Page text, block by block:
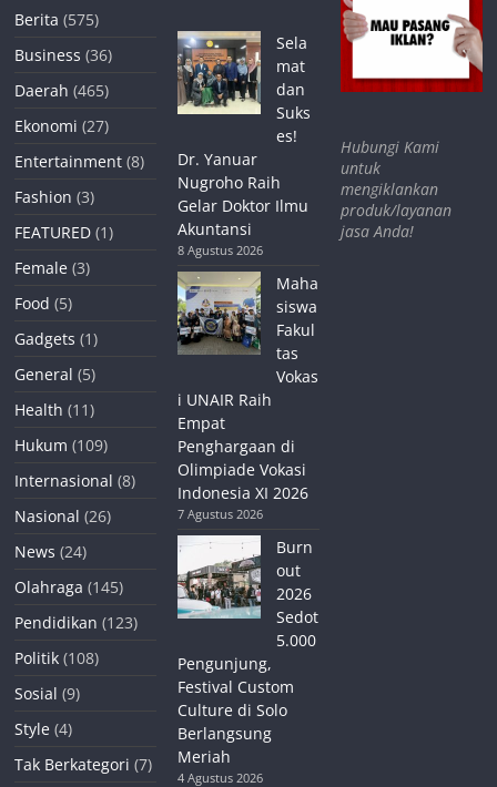
Berita (575)
Business (36)
Daerah (465)
Ekonomi (27)
Entertainment (8)
Fashion (3)
FEATURED (1)
Female (3)
Food (5)
Gadgets (1)
General (5)
Health (11)
Hukum (109)
Internasional (8)
Nasional (26)
News (24)
Olahraga (145)
Pendidikan (123)
Politik (108)
Sosial (9)
Style (4)
Tak Berkategori (7)
Sela
mat
dan
Suks
es!
Dr. Yanuar
Nugroho Raih
Gelar Doktor Ilmu
Akuntansi
8 Agustus 2026
Maha
siswa
Fakul
tas
Vokas
i UNAIR Raih
Empat
Penghargaan di
Olimpiade Vokasi
Indonesia XI 2026
7 Agustus 2026
Burn
out
2026
Sedot
5.000
Pengunjung,
Festival Custom
Culture di Solo
Berlangsung
Meriah
4 Agustus 2026
Hubungi Kami
untuk
mengiklankan
produk/layanan
jasa Anda!